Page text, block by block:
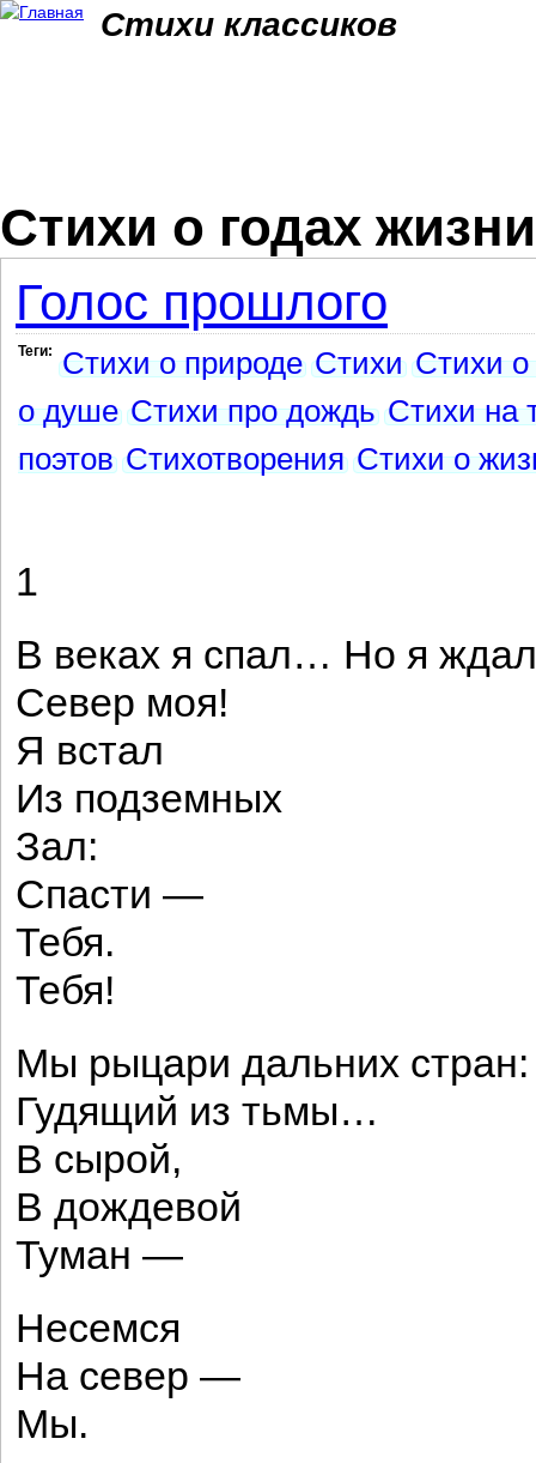
Стихи классиков
Стихи о годах жизни
Голос прошлого
Теги: Стихи о природе Стихи Стихи о
о душе Стихи про дождь Стихи на
поэтов Стихотворения Стихи о
1
В веках я спал… Но я
Север моя!
Я встал
Из подземных
Зал:
Спасти —
Тебя.
Тебя!
Мы рыцари дальних стран:
Гудящий из тьмы…
В сырой,
В дождевой
Туман —
Несемся
На север —
Мы.